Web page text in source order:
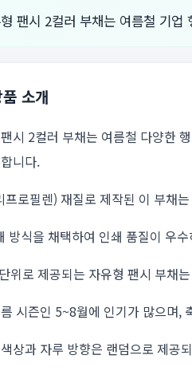
팬시 2컬러 부채는 여름철 기업
소개
시 2컬러 부채는 여름철 다양한
니다.
프로필렌) 재질로 제작된 이 부채
방식을 채택하여 인쇄 품질이 우
위로 제공되는 자유형 팬시 부채
시즌인 5~8월에 인기가 많으며,
상과 자루 방향은 랜덤으로 제공